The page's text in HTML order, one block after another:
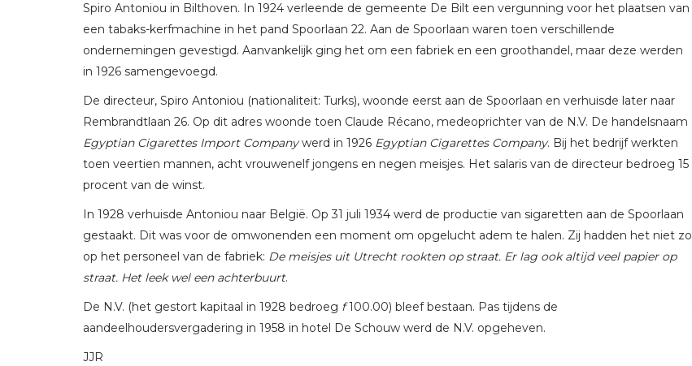
Spiro Antoniou in Bilthoven. In 1924 verleende de gemeente De Bilt een vergunning voor het plaatsen van
een tabaks-kerfmachine in het pand Spoorlaan 22. Aan de Spoorlaan waren toen verschillende
ondernemingen gevestigd. Aanvankelijk ging het om een fabriek en een groothandel, maar deze werden
in 1926 samengevoegd.
De directeur, Spiro Antoniou (nationaliteit: Turks), woonde eerst aan de Spoorlaan en verhuisde later naar
Rembrandtlaan 26. Op dit adres woonde toen Claude Récano, medeoprichter van de N.V. De handelsnaam
Egyptian Cigarettes Import Companywerd in 1926 Egyptian Cigarettes Company. Bij het bedrijf werkten
toen veertien mannen, acht vrouwenelf jongens en negen meisjes. Het salaris van de directeur bedroeg 15
procent van de winst.
In 1928 verhuisde Antoniou naar België. Op 31 juli 1934 werd de productie van sigaretten aan de Spoorlaan
gestaakt. Dit was voor de omwonenden een moment om opgelucht adem te halen. Zij hadden het niet zo
op het personeel van de fabriek: De meisjes uit Utrecht rookten op straat. Er lag ook altijd veel papier op
straat. Het leek wel een achterbuurt.
De N.V. (het gestort kapitaal in 1928 bedroeg f100.00) bleef bestaan. Pas tijdens de
aandeelhoudersvergadering in 1958 in hotel De Schouw werd de N.V. opgeheven.
JJR